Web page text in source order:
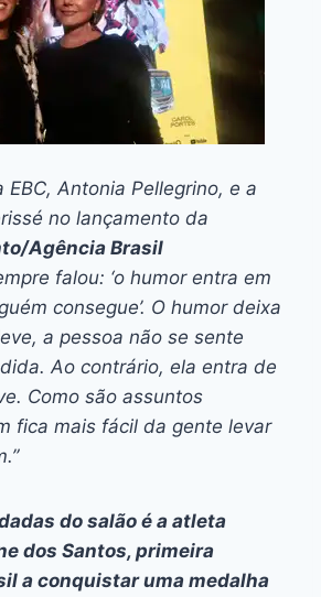
Antonia Pellegrino, e a
no lançamento da
Agência Brasil
falou: ‘o humor entra em
consegue’. O humor deixa
a pessoa não se sente
Ao contrário, ela entra de
Como são assuntos
fica mais fácil da gente levar
do salão é a atleta
dos Santos, primeira
a conquistar uma medalha